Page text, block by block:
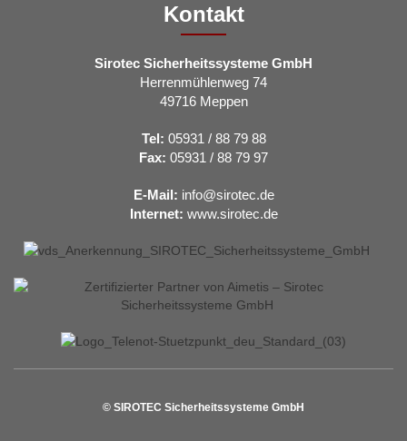
Kontakt
Sirotec Sicherheitssysteme GmbH
Herrenmühlenweg 74
49716 Meppen
Tel: 05931 / 88 79 88
Fax: 05931 / 88 79 97
E-Mail: info@sirotec.de
Internet: www.sirotec.de
© SIROTEC Sicherheitssysteme GmbH